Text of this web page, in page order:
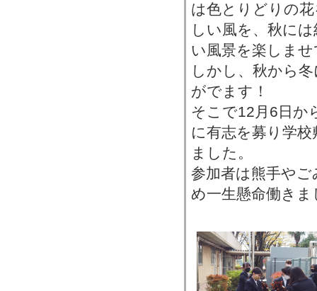
は色とりどりの
しい風を、秋に
い風景を楽しま
しかし、秋から
がでます！
そこで12月6日か
に有志を募り学
ました。
参加者は熊手や
め一生懸命働きま